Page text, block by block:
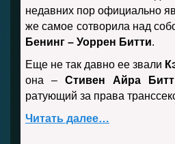
недавних пор официально
же самое сотворила над
Бенинг – Уоррен Битти.
Еще не так давно ее звали
она – Стивен Айра
ратующий за права
Читать далее…